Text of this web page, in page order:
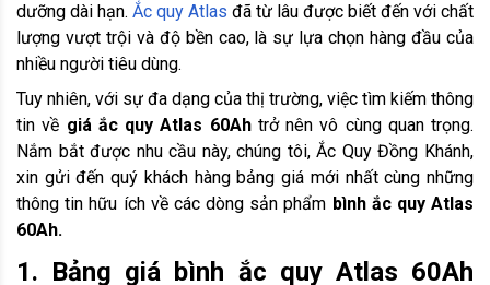
dưỡng dài hạn. Ắc quy Atlas đã từ lâu được biết đến với chất
lượng vượt trội và độ bền cao, là sự lựa chọn hàng đầu của
nhiều người tiêu dùng.
Tuy nhiên, với sự đa dạng của thị trường, việc tìm kiếm thông
tin về giá ắc quy Atlas 60Ahtrở nên vô cùng quan trọng.
Nắm bắt được nhu cầu này, chúng tôi, Ắc Quy Đồng Khánh,
xin gửi đến quý khách hàng bảng giá mới nhất cùng những
thông tin hữu ích về các dòng sản phẩm bình ắc quy Atlas
60Ah.
1. Bảng giá bình ắc quy Atlas 60Ah